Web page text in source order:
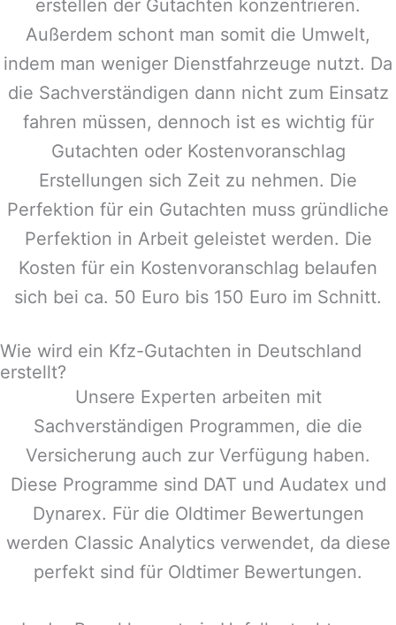
erstellen der Gutachten konzentrieren.
Außerdem schont man somit die Umwelt,
indem man weniger Dienstfahrzeuge nutzt. Da
die Sachverständigen dann nicht zum Einsatz
fahren müssen, dennoch ist es wichtig für
Gutachten oder Kostenvoranschlag
Erstellungen sich Zeit zu nehmen. Die
Perfektion für ein Gutachten muss gründliche
Perfektion in Arbeit geleistet werden. Die
Kosten für ein Kostenvoranschlag belaufen
sich bei ca. 50 Euro bis 150 Euro im Schnitt.
Wie wird ein Kfz-Gutachten in Deutschland
erstellt?
Unsere Experten arbeiten mit
Sachverständigen Programmen, die die
Versicherung auch zur Verfügung haben.
Diese Programme sind DAT und Audatex und
Dynarex. Für die Oldtimer Bewertungen
werden Classic Analytics verwendet, da diese
perfekt sind für Oldtimer Bewertungen.